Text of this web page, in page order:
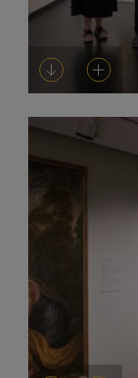
DescargarAñadir al carrito